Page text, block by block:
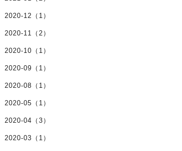
2020-12（1）
2020-11（2）
2020-10（1）
2020-09（1）
2020-08（1）
2020-05（1）
2020-04（3）
2020-03（1）